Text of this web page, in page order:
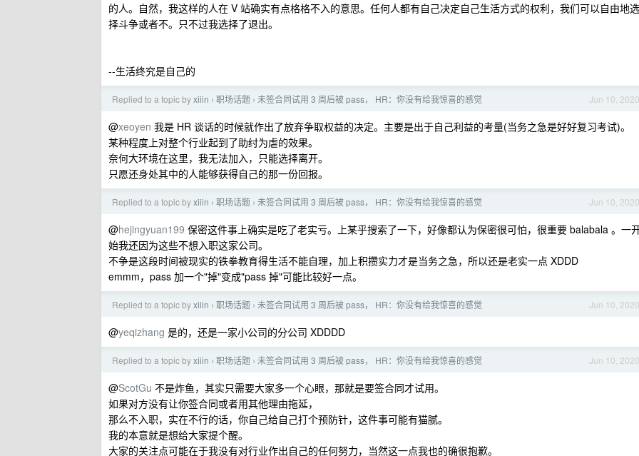
的人。自然，我这样的人在 V 站确实有点格格不入的意思。任何人都有自己决定自己生活方式的权利，我们可以自由地选
择斗争或者不。只不过我选择了退出。
--生活终究是自己的
Jun 10, 2020
Replied to a topic byxiiin › 职场话题 › 未签合同试用 3 周后被 pass， HR：你没有给我惊喜的感觉
@xeoyen 我是 HR 谈话的时候就作出了放弃争取权益的决定。主要是出于自己利益的考量(当务之急是好好复习考试)。
某种程度上对整个行业起到了助纣为虐的效果。
奈何大环境在这里，我无法加入，只能选择离开。
只愿还身处其中的人能够获得自己的那一份回报。
Jun 10, 2020
Replied to a topic byxiiin › 职场话题 › 未签合同试用 3 周后被 pass， HR：你没有给我惊喜的感觉
@hejingyuan199 保密这件事上确实是吃了老实亏。上某乎搜索了一下，好像都认为保密很可怕，很重要 balabala 。一
始我还因为这些不想入职这家公司。
不争是这段时间被现实的铁拳教育得生活不能自理，加上积攒实力才是当务之急，所以还是老实一点 XDDD
emmm，pass 加一个"掉"变成"pass 掉"可能比较好一点。
Jun 10, 2020
Replied to a topic byxiiin › 职场话题 › 未签合同试用 3 周后被 pass， HR：你没有给我惊喜的感觉
@yeqizhang 是的，还是一家小公司的分公司 XDDDD
Jun 10, 2020
Replied to a topic byxiiin › 职场话题 › 未签合同试用 3 周后被 pass， HR：你没有给我惊喜的感觉
@ScotGu 不是炸鱼，其实只需要大家多一个心眼，那就是要签合同才试用。
如果对方没有让你签合同或者用其他理由拖延，
那么不入职，实在不行的话，你自己给自己打个预防针，这件事可能有猫腻。
我的本意就是想给大家提个醒。
大家的关注点可能在于我没有对行业作出自己的任何努力，当然这一点我也的确很抱歉。